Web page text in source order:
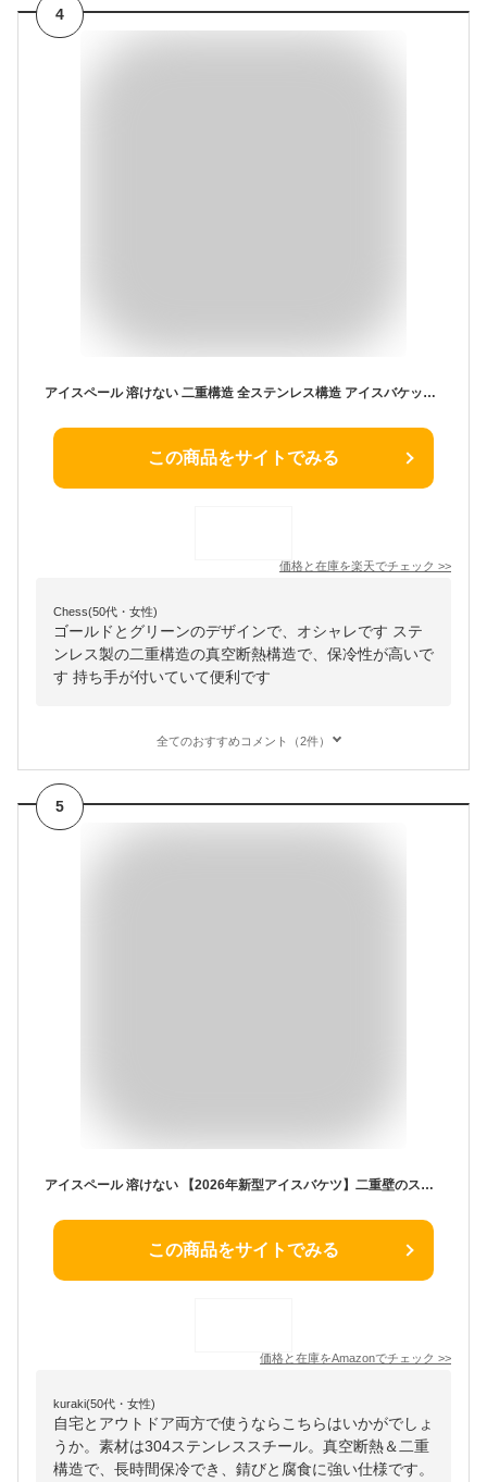
4
アイスペール 溶けない 二重構造 全ステンレス構造 アイスバケット ステンレス 氷入れ 真空断熱 ハンドルとフタ付 保冷用 2L 3L 大容量 プロ仕様 家庭用 業務用 送料無料
この商品をサイトでみる
価格と在庫を楽天でチェック >>
Chess(50代・女性)
ゴールドとグリーンのデザインで、オシャレです ステ
ンレス製の二重構造の真空断熱構造で、保冷性が高いで
す 持ち手が付いていて便利です
全てのおすすめコメント（2件）
5
アイスペール 溶けない 【2026年新型アイスバケツ】二重壁のステンレス鋼のアイスペール 溶けない 氷入れ 真空断熱 アイスペール 保冷用 大容量 アイスバケツ 氷が溶けない アイストング スペーサー セット プロ仕様 家庭用 業務用(1L, A)
この商品をサイトでみる
価格と在庫をAmazonでチェック >>
kuraki(50代・女性)
自宅とアウトドア両方で使うならこちらはいかがでしょ
うか。素材は304ステンレススチール。真空断熱＆二重
構造で、長時間保冷でき、錆びと腐食に強い仕様です。